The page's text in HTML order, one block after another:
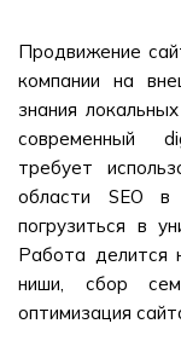
Продвижение
компании на
знания
современный
требует
области SEO
погрузиться в
Работа делится
ниши, сбор
оптимизация